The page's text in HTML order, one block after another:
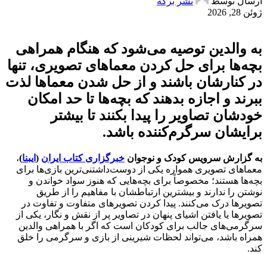
ژوئن 28, 2026
به والدین توصیه می‌شود که هنگام همراهی
بچه‌ها برای حل کردن معماهای تصویری، تنها
در کنارشان باشند و از حل شدن معماها لذت
ببرند و اجازه بدهند که بچه‌ها تا حد امکان
خودشان تصاویر را پیدا بکنند تا بیشتر
برایشان سرگرم‌کننده باشد.
به گزارش سرویس کودک و نوجوان خبرگزاری کتاب ایران ( ایبنا)،
معماهای تصویری همواره یکی از دوست‌داشتنی‌ترین بازی‌ها برای
بچه‌ها هستند؛ مخصوصاً برای بچه‌هایی که هنوز سواد خواندن و
نوشتن را ندارند و بیشترین ارتباطشان با مفاهیم را از طریق
تصویرها درک می‌کنند. پیدا کردن تصویرهای متفاوت و تفاوت در
تصویرها یا یافتن اشیای پنهان در تصاویر پر از نقش و نگار، یکی از
سرگرمی‌های جالب برای کودکان است که اگر با همراهی والدین
همراه باشد، می‌تواند لحظات شیرینی از بازی و سرگرمی را خلق
کند.